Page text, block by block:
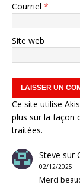
Courriel *
Site web
Ce site utilise
plus sur la façon
traitées.
Steve sur
02/12/2025
Merci